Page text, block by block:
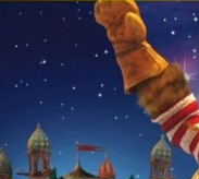
Reise um die Erde
grandiosen Bildern
Lebens im Kontrast